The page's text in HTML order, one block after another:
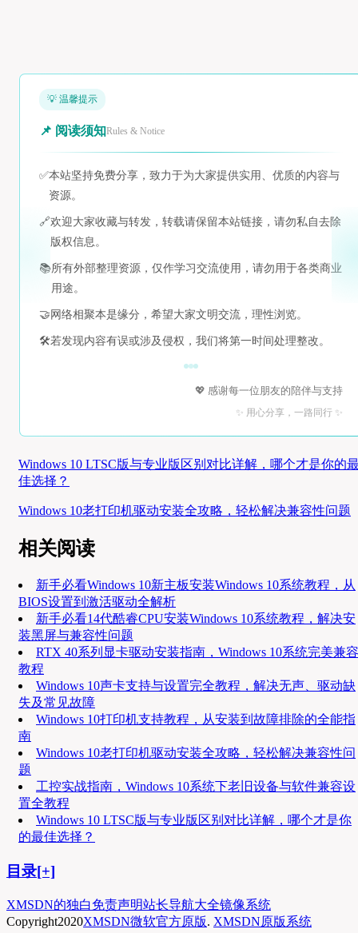
💡 温馨提示
📌 阅读须知Rules & Notice
✅本站坚持免费分享，致力于为大家提供实用、优质的内容与
资源。
🔗欢迎大家收藏与转发，转载请保留本站链接，请勿私自去除
版权信息。
📚所有外部整理资源，仅作学习交流使用，请勿用于各类商业
用途。
🤝 网络相聚本是缘分，希望大家文明交流，理性浏览。
🛠️若发现内容有误或涉及侵权，我们将第一时间处理整改。
💖 感谢每一位朋友的陪伴与支持
✨ 用心分享，一路同行 ✨
Windows 10 LTSC版与专业版区别对比详解，哪个才是你的
佳选择？
Windows 10老打印机驱动安装全攻略，轻松解决兼容性问题
相关阅读
新手必看Windows 10新主板安装Windows 10系统教程，从
BIOS设置到激活驱动全解析
新手必看14代酷睿CPU安装Windows 10系统教程，解决安
装黑屏与兼容性问题
RTX 40系列显卡驱动安装指南，Windows 10系统完美兼容
教程
Windows 10声卡支持与设置完全教程，解决无声、驱动缺
失及常见故障
Windows 10打印机支持教程，从安装到故障排除的全能指
南
Windows 10老打印机驱动安装全攻略，轻松解决兼容性问
题
工控实战指南，Windows 10系统下老旧设备与软件兼容设
置全教程
Windows 10 LTSC版与专业版区别对比详解，哪个才是你
的最佳选择？
目录[+]
XMSDN的独白免责声明站长导航大全镜像系统
Copyright2020XMSDN微软官方原版. XMSDN原版系统